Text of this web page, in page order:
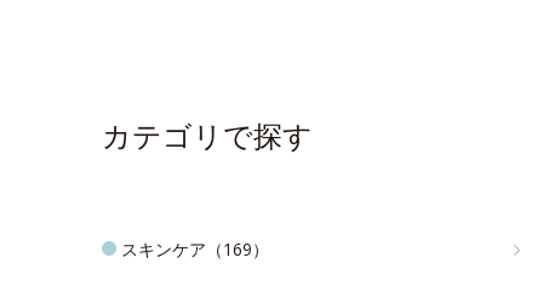
カテゴリで探す
スキンケア（169）